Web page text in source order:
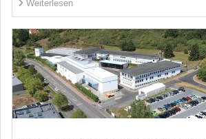
Weiterlesen